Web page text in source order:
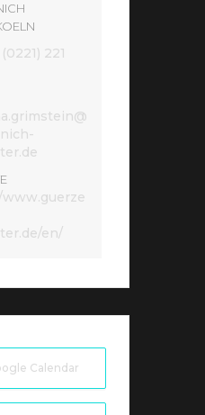
(0221) 221
en/
Calendar